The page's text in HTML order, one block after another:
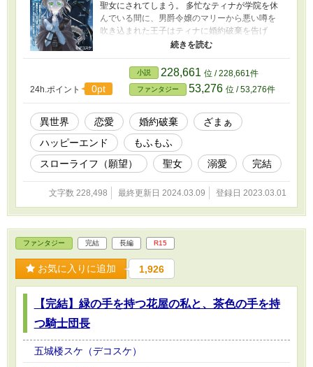
聖女にされてしまう。 多忙なティナが学院を休
んでいる間に、男爵令嬢のマリーから悪い噂を
吹き込まれた王子はティナに婚約破棄を告げ
る。 大喜びで婚約破棄を受け入れたティナは憧
れの冒険者になるが、両親が残した幻の花の種
を育てる為に、栽培場所を探す旅に出る事を決
意する。 そんなティナに、何故か同級生だった
トールが同行を申し出て……？ ＊HOTランキン
グ１位、エールに感想有難うございます！とて
も励みになっています！
24h.ポイント 0pt
小説 228,661 位 / 228,661件
ファンタジー 53,276 位 / 53,276件
異世界 恋愛 婚約破棄
ざまぁ
ハッピーエンド
もふもふ
スローライフ（願望）
聖女 溺愛 完結
文字数 228,498 最終更新日 2024.03.09 登録日 2023.03.01
ファンタジー 完結 長編 R15
お気に入りに追加 1,926
【完結】緑の手を持つ花屋の私と、茶色の手を持
つ騎士団長
五城楼スケ（デコスケ）